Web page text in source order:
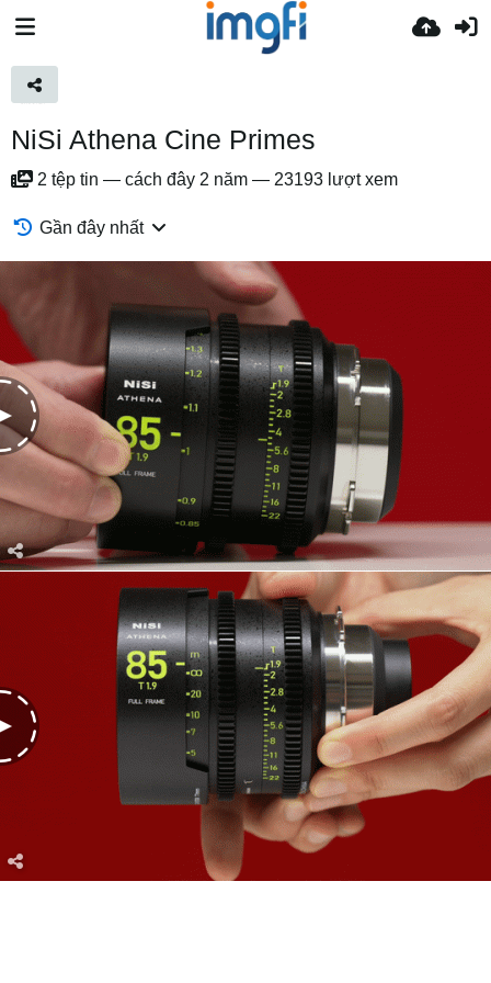
NiSi Athena Cine Primes
2 tệp tin — cách đây 2 năm — 23193 lượt xem
Gần đây nhất